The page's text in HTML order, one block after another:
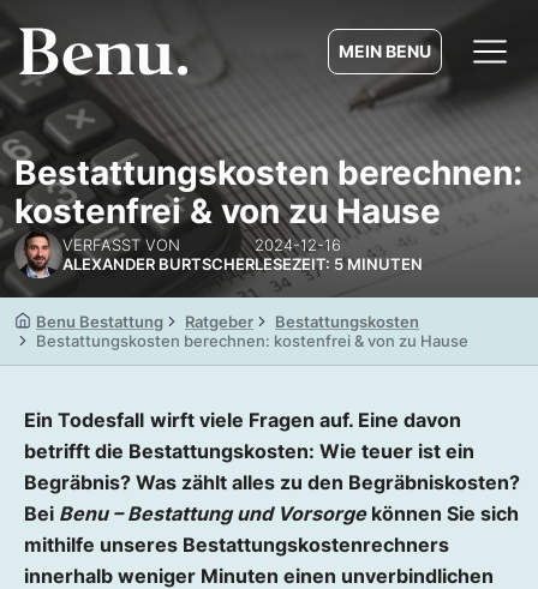
MEIN BENU
Bestattungskosten berechnen:
kostenfrei & von zu Hause
VERFASST VON
ALEXANDER BURTSCHER
2024-12-16
LESEZEIT: 5 MINUTEN
Benu Bestattung Ratgeber
Bestattungskosten
Bestattungskosten berechnen: kostenfrei & von zu Hause
Ein Todesfall wirft viele Fragen auf. Eine davon
betrifft die Bestattungskosten: Wie teuer ist ein
Begräbnis? Was zählt alles zu den Begräbniskosten?
Bei Benu – Bestattung und Vorsorge können Sie sich
mithilfe unseres Bestattungskostenrechners
innerhalb weniger Minuten einen unverbindlichen